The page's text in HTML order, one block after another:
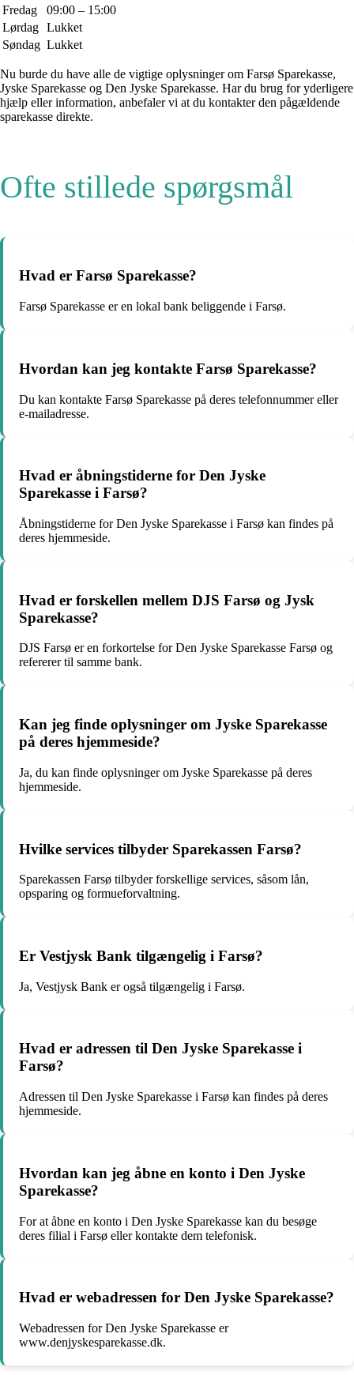
Fredag
09:00 – 15:00
Lørdag Lukket
Søndag Lukket
Nu burde du have alle de vigtige oplysninger om Farsø Sparekasse,
Jyske Sparekasse og Den Jyske Sparekasse. Har du brug for yderligere
hjælp eller information, anbefaler vi at du kontakter den pågældende
sparekasse direkte.
Ofte stillede spørgsmål
Hvad er Farsø Sparekasse?
Farsø Sparekasse er en lokal bank beliggende i Farsø.
Hvordan kan jeg kontakte Farsø Sparekasse?
Du kan kontakte Farsø Sparekasse på deres telefonnummer eller
e-mailadresse.
Hvad er åbningstiderne for Den Jyske
Sparekasse i Farsø?
Åbningstiderne for Den Jyske Sparekasse i Farsø kan findes på
deres hjemmeside.
Hvad er forskellen mellem DJS Farsø og Jysk
Sparekasse?
DJS Farsø er en forkortelse for Den Jyske Sparekasse Farsø og
refererer til samme bank.
Kan jeg finde oplysninger om Jyske Sparekasse
på deres hjemmeside?
Ja, du kan finde oplysninger om Jyske Sparekasse på deres
hjemmeside.
Hvilke services tilbyder Sparekassen Farsø?
Sparekassen Farsø tilbyder forskellige services, såsom lån,
opsparing og formueforvaltning.
Er Vestjysk Bank tilgængelig i Farsø?
Ja, Vestjysk Bank er også tilgængelig i Farsø.
Hvad er adressen til Den Jyske Sparekasse i
Farsø?
Adressen til Den Jyske Sparekasse i Farsø kan findes på deres
hjemmeside.
Hvordan kan jeg åbne en konto i Den Jyske
Sparekasse?
For at åbne en konto i Den Jyske Sparekasse kan du besøge
deres filial i Farsø eller kontakte dem telefonisk.
Hvad er webadressen for Den Jyske Sparekasse?
Webadressen for Den Jyske Sparekasse er
www.denjyskesparekasse.dk.